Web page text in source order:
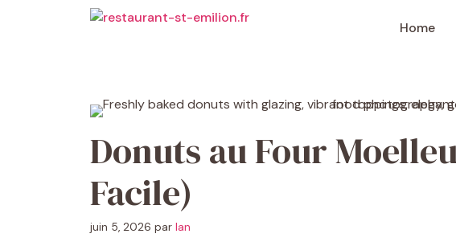
Home
Donuts au Four
Facile)
juin 5, 2026 par Ian